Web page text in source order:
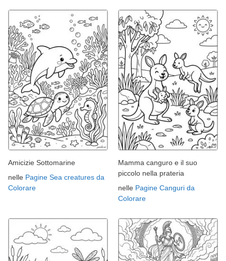
Amicizie Sottomarine
nelle Pagine Sea creatures da
Colorare
Mamma canguro e il suo
piccolo nella prateria
nelle Pagine Canguri da
Colorare